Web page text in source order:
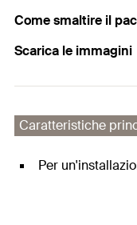
Come smaltire il
Scarica le immagini
Caratteristiche
Per